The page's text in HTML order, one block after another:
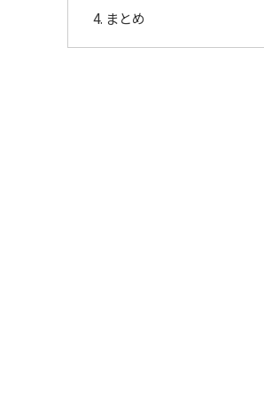
まとめ